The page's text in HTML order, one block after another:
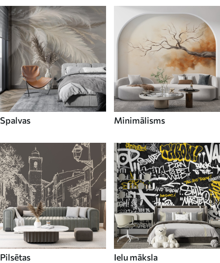
Spalvas Minimālisms
Pilsētas Ielu māksla